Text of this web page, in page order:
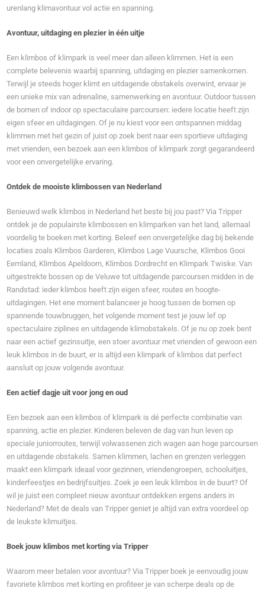
urenlang klimavontuur vol actie en spanning.
Avontuur, uitdaging en plezier in één uitje
Een klimbos of klimpark is veel meer dan alleen klimmen. Het is een
complete belevenis waarbij spanning, uitdaging en plezier samenkomen.
Terwijl je steeds hoger klimt en uitdagende obstakels overwint, ervaar je
een unieke mix van adrenaline, samenwerking en avontuur. Outdoor tussen
de bomen of indoor op spectaculaire parcoursen: iedere locatie heeft zijn
eigen sfeer en uitdagingen. Of je nu kiest voor een ontspannen middag
klimmen met het gezin of juist op zoek bent naar een sportieve uitdaging
met vrienden, een bezoek aan een klimbos of klimpark zorgt gegarandeerd
voor een onvergetelijke ervaring.
Ontdek de mooiste klimbossen van Nederland
Benieuwd welk klimbos in Nederland het beste bij jou past? Via Tripper
ontdek je de populairste klimbossen en klimparken van het land, allemaal
voordelig te boeken met korting. Beleef een onvergetelijke dag bij bekende
locaties zoals Klimbos Garderen, Klimbos Lage Vuursche, Klimbos Gooi
Eemland, Klimbos Apeldoorn, Klimbos Dordrecht en Klimpark Twiske. Van
uitgestrekte bossen op de Veluwe tot uitdagende parcoursen midden in de
Randstad: ieder klimbos heeft zijn eigen sfeer, routes en hoogte-
uitdagingen. Het ene moment balanceer je hoog tussen de bomen op
spannende touwbruggen, het volgende moment test je jouw lef op
spectaculaire ziplines en uitdagende klimobstakels. Of je nu op zoek bent
naar een actief gezinsuitje, een stoer avontuur met vrienden of gewoon een
leuk klimbos in de buurt, er is altijd een klimpark of klimbos dat perfect
aansluit op jouw volgende avontuur.
Een actief dagje uit voor jong en oud
Een bezoek aan een klimbos of klimpark is dé perfecte combinatie van
spanning, actie en plezier. Kinderen beleven de dag van hun leven op
speciale juniorroutes, terwijl volwassenen zich wagen aan hoge parcoursen
en uitdagende obstakels. Samen klimmen, lachen en grenzen verleggen
maakt een klimpark ideaal voor gezinnen, vriendengroepen, schooluitjes,
kinderfeestjes en bedrijfsuitjes. Zoek je een leuk klimbos in de buurt? Of
wil je juist een compleet nieuw avontuur ontdekken ergens anders in
Nederland? Met de deals van Tripper geniet je altijd van extra voordeel op
de leukste klimuitjes.
Boek jouw klimbos met korting via Tripper
Waarom meer betalen voor avontuur? Via Tripper boek je eenvoudig jouw
favoriete klimbos met korting en profiteer je van scherpe deals op de